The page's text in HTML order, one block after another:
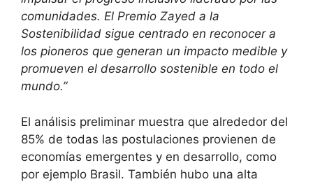
comunidades. El Premio Zayed a la
Sostenibilidad sigue centrado en reconocer a
los pioneros que generan un impacto medible y
promueven el desarrollo sostenible en todo el
mundo.”
El análisis preliminar muestra que alrededor del
85% de todas las postulaciones provienen de
economías emergentes y en desarrollo, como
por ejemplo Brasil. También hubo una alta